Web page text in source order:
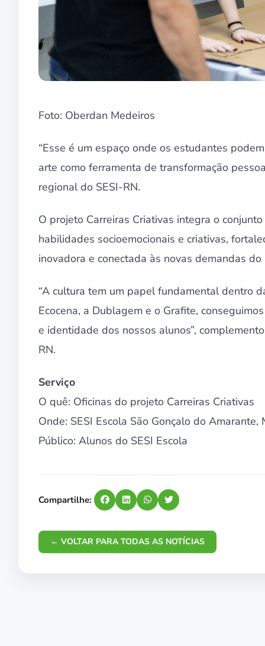
Foto: Oberdan Medeiros
“Esse é um espaço onde os estudantes
arte como ferramenta de transformação
regional do SESI-RN.
O projeto Carreiras Criativas integra o
habilidades socioemocionais e criativas,
inovadora e conectada às novas demandas
“A cultura tem um papel fundamental dentro
Ecocena, a Dublagem e o Grafite,
e identidade dos nossos alunos”,
RN.
Serviço
O quê: Oficinas do projeto Carreiras Criativas
Onde: SESI Escola São Gonçalo do Amarante,
Público: Alunos do SESI Escola
Compartilhe:
← VOLTAR PARA TODAS AS NOTÍCIAS